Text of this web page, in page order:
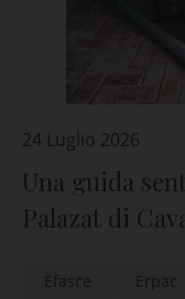
24 Luglio 2026
Una guida
Palazat di
Efasce Erpac